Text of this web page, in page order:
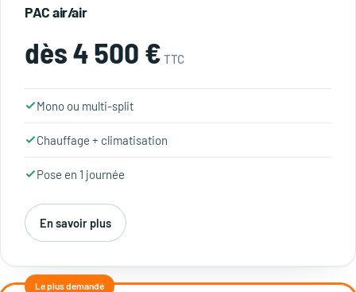
PAC air/air
dès 4 500 € TTC
Mono ou multi-split
Chauffage + climatisation
Pose en 1 journée
En savoir plus
Le plus demandé